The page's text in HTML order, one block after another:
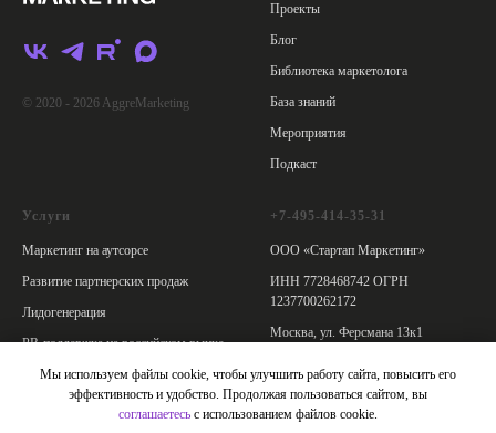
Мы используем файлы cookie, чтобы улучшить работу сайта, повысить его
эффективность и удобство. Продолжая пользоваться сайтом, вы
соглашаетесь с использованием файлов cookie.
© 2020 - 2026 AggreMarketing
Проекты
Блог
Библиотека маркетолога
База знаний
Мероприятия
Подкаст
Услуги
Маркетинг на аутсорсе
Развитие партнерских продаж
Лидогенерация
PR-поддержка на российском рынке
PR-поддержка мероприятий
+7-495-414-35-31
ООО «Стартап Маркетинг»
ИНН 7728468742 ОГРН
1237700262172
Москва, ул. Ферсмана 13к1
данных
Согласие на обработку данных